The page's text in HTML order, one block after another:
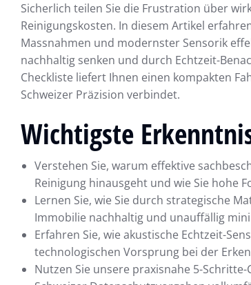
Sicherlich teilen Sie die Frustration über
Reinigungskosten. In diesem Artikel
Massnahmen und modernster Sensorik
nachhaltig senken und durch Echtzeit-
Checkliste liefert Ihnen einen kompakten
Schweizer Präzision verbindet.
Wichtigste
Verstehen Sie, warum effektive
Reinigung hinausgeht und wie Sie hohe
Lernen Sie, wie Sie durch strategische
Immobilie nachhaltig und unauffällig
Erfahren Sie, wie akustische Echtzeit-
technologischen Vorsprung bei der
Nutzen Sie unsere praxisnahe 5-